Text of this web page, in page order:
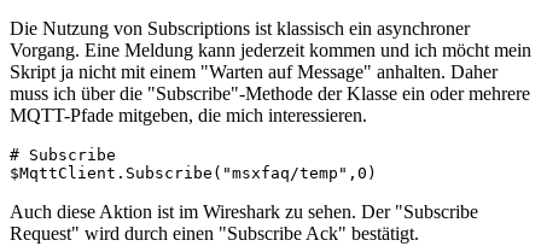
Die Nutzung von Subscriptions ist klassisch ein asynchroner
Vorgang. Eine Meldung kann jederzeit kommen und ich möcht mein
Skript ja nicht mit einem "Warten auf Message" anhalten. Daher
muss ich über die "Subscribe"-Methode der Klasse ein oder mehrere
MQTT-Pfade mitgeben, die mich interessieren.
# Subscribe
$MqttClient.Subscribe("msxfaq/temp",0)
Auch diese Aktion ist im Wireshark zu sehen. Der "Subscribe
Request" wird durch einen "Subscribe Ack" bestätigt.